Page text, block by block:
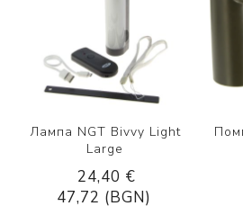
Лампа NGT Bivvy Light
Large
24,40 €
47,72 (BGN)